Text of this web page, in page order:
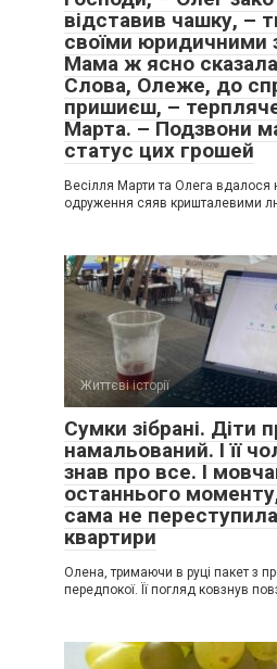
відставив чашку, –
своїми юридичними
Мама ж ясно
Слова, Олеже, до
пришиєш, –
Марта. – Подзвони
статус цих грошей
Весілля Марти та Олега вдалося
одруження сяяв кришталевими
Життєві історії
Сумки зібрані. Діти
намальований. І її
знав про все. І
останнього
сама не переступила
квартири
Олена, тримаючи в руці пакет з
передпокої. Її погляд ковзнув